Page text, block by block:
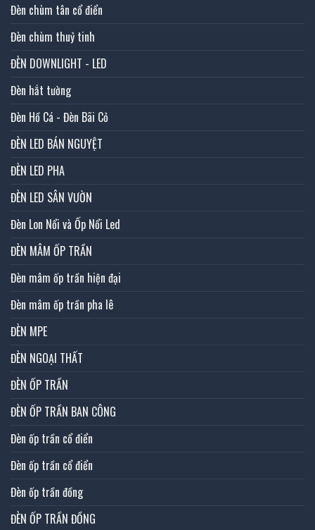
Đèn chùm tân cổ điển
Đèn chùm thuỷ tinh
ĐÈN DOWNLIGHT - LED
Đèn hắt tường
Đèn Hồ Cá - Đèn Bãi Cỏ
ĐÈN LED BÁN NGUYỆT
ĐÈN LED PHA
ĐÈN LED SÂN VƯỜN
Đèn Lon Nổi và Ốp Nổi Led
ĐÈN MÂM ỐP TRẦN
Đèn mâm ốp trần hiện đại
Đèn mâm ốp trần pha lê
ĐÈN MPE
ĐÈN NGOẠI THẤT
ĐÈN ỐP TRẦN
ĐÈN ỐP TRẦN BAN CÔNG
Đèn ốp trần cổ điển
Đèn ốp trần cổ điển
Đèn ốp trần đồng
ĐÈN ỐP TRẦN ĐỒNG